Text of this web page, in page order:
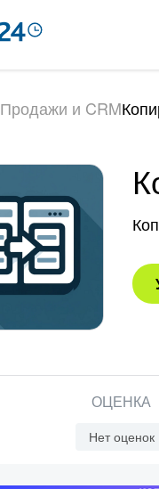
Продажи и CRM
ОЦЕНКА
Нет оценок